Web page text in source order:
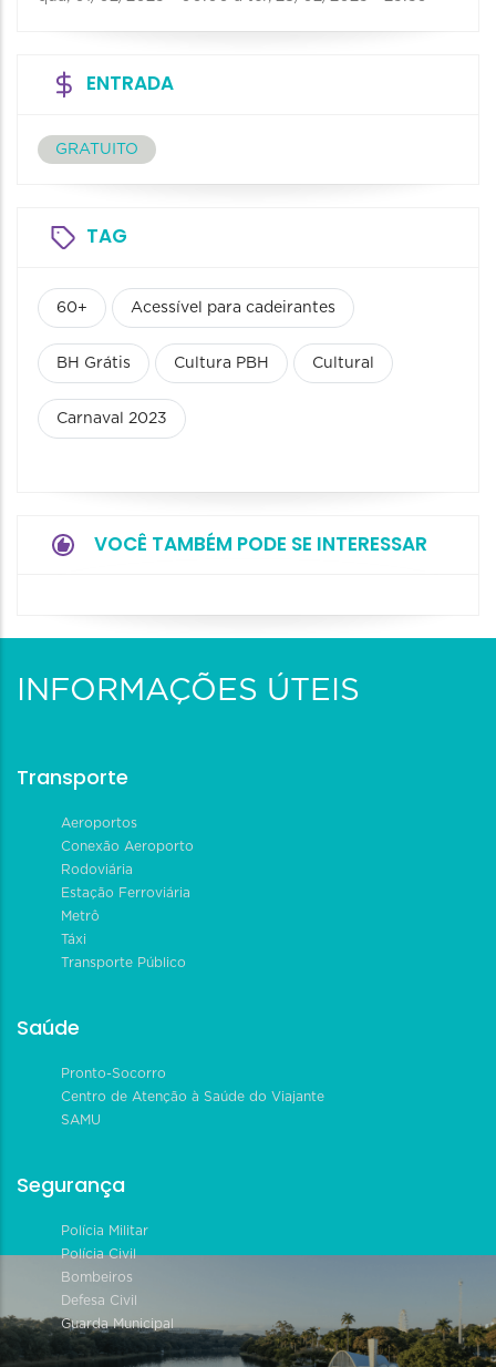
ENTRADA
GRATUITO
TAG
60+ Acessível para cadeirantes
BH Grátis Cultura PBH Cultural
Carnaval 2023
VOCÊ TAMBÉM PODE SE INTERESSAR
INFORMAÇÕES ÚTEIS
Transporte
Aeroportos
Conexão Aeroporto
Rodoviária
Estação Ferroviária
Metrô
Táxi
Transporte Público
Saúde
Pronto-Socorro
Centro de Atenção à Saúde do Viajante
SAMU
Segurança
Polícia Militar
Polícia Civil
Bombeiros
Defesa Civil
Guarda Municipal